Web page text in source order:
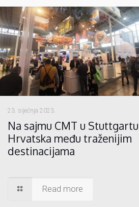
23. siječnja 2023.
Na sajmu CMT u Stuttgartu
Hrvatska među traženijim
destinacijama
Read more